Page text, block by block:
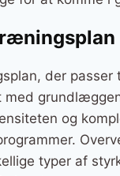
der passer
med
og
typer af